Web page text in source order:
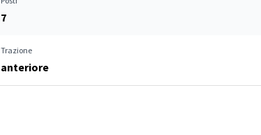
7
Trazione
anteriore